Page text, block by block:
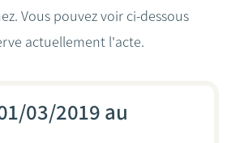
Vous pouvez voir ci-dessous
actuellement l'acte.
03/2019 au